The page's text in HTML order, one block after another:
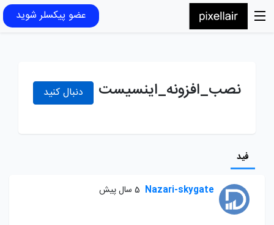
عضو پیکسلر شوید
نصب_افزونه_اینسیست دنبال کنید
فید
Nazari-skygate 5 سال پیش